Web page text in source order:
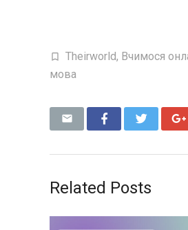
Theirworld, Вчимося
мова
Related Posts